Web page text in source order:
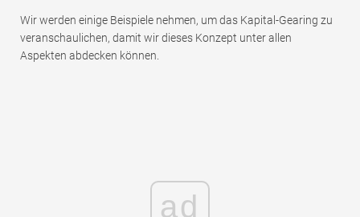
Wir werden einige Beispiele nehmen, um das Kapital-Gearing zu
veranschaulichen, damit wir dieses Konzept unter allen
Aspekten abdecken können.
ad